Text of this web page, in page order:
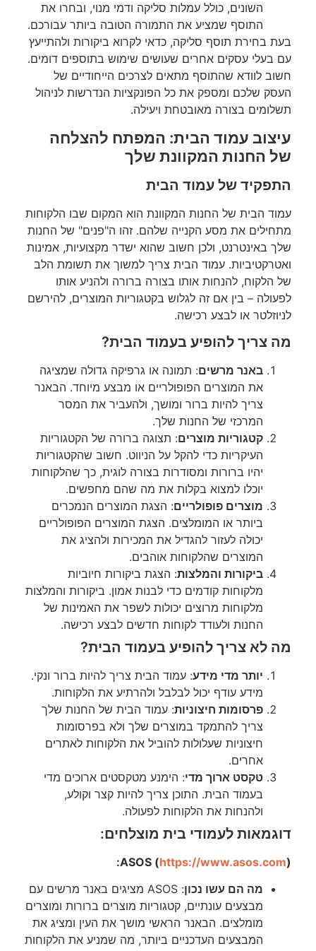
השונים, כולל עמלות סליקה ודמי מנוי, ובחרו את
התוסף שמציע את התמורה הטובה ביותר עבורכם.
בעת בחירת תוסף סליקה, כדאי לקרוא ביקורות ולהתייעץ
עם בעלי עסקים אחרים שעושים שימוש בתוספים דומים.
חשוב לוודא שהתוסף מתאים לצרכים הייחודיים של
העסק שלכם ומספק את כל הפונקציות הנדרשות לניהול
תשלומים בצורה מאובטחת ויעילה.
עיצוב עמוד הבית: המפתח להצלחה
של החנות המקוונת שלך
התפקיד של עמוד הבית
עמוד הבית של החנות המקוונת הוא המקום שבו הלקוחות
מתחילים את מסע הקנייה שלהם. זהו ה"פנים" של החנות
שלך באינטרנט, ולכן חשוב שהוא ישדר מקצועיות, אמינות
ואטרקטיביות. עמוד הבית צריך למשוך את תשומת הלב
של הלקוח, להנחות אותו בצורה ברורה ולהניע אותו
לפעולה – בין אם זה לגלוש בקטגוריות המוצרים, להירשם
לניוזלטר או לבצע רכישה.
מה צריך להופיע בעמוד הבית?
באנר מרשים: תמונה או גרפיקה גדולה שמציגה
את המוצרים הפופולריים או מבצע מיוחד. הבאנר
צריך להיות ברור ומושך, ולהעביר את המסר
המרכזי של החנות שלך.
קטגוריות מוצרים: תצוגה ברורה של הקטגוריות
העיקריות כדי להקל על הניווט. חשוב שהקטגוריות
יהיו ברורות ומסודרות בצורה לוגית, כך שהלקוחות
יוכלו למצוא בקלות את מה שהם מחפשים.
מוצרים פופולריים: הצגת המוצרים הנמכרים
ביותר או המומלצים. הצגת המוצרים הפופולריים
יכולה לעזור להגדיל את המכירות ולהציג את
המוצרים שהלקוחות אוהבים.
ביקורות והמלצות: הצגת ביקורות חיוביות
מלקוחות קודמים כדי לבנות אמון. ביקורות והמלצות
מלקוחות מרוצים יכולות לשפר את האמינות של
החנות ולעודד לקוחות חדשים לבצע רכישה.
מה לא צריך להופיע בעמוד הבית?
יותר מדי מידע: עמוד הבית צריך להיות ברור ונקי.
מידע עודף יכול לבלבל ולהרתיע את הלקוחות.
פרסומות חיצוניות: עמוד הבית של החנות שלך
צריך להתמקד במוצרים שלך ולא בפרסומות
חיצוניות שעלולות להוביל את הלקוחות לאתרים
אחרים.
טקסט ארוך מדי: הימנע מטקסטים ארוכים מדי
בעמוד הבית. התוכן צריך להיות קצר וקולע,
ולהנחות את הלקוחות לפעולה.
דוגמאות לעמודי בית מוצלחים:
ASOS (https://www.asos.com):
מה הם עשו נכון
: ASOS מציגים באנר מרשים עם
מבצעים עונתיים, קטגוריות מוצרים ברורות ומוצרים
מומלצים. הבאנר הראשי מושך את העין ומציג את
המבצעים העדכניים ביותר, מה שמניע את הלקוחות